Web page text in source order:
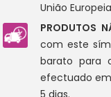
União
PRODUTOS
com este
barato para
efectuado em
Cárnicas Mulas